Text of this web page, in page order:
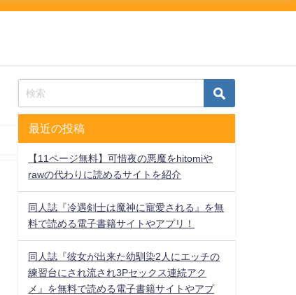
最近の投稿
【11ページ無料】可惜夜の悪魔をhitomiや
rawの代わりに読めるサイトを紹介
同人誌『冷遇剣士は魔神に寵愛される』を無
料で読める電子書籍サイトやアプリ！
同人誌『彼女が出来た幼馴染2人にエッチの
練習台にされ流され3Pセックス連続アク
メ』を無料で読める電子書籍サイトやアプ